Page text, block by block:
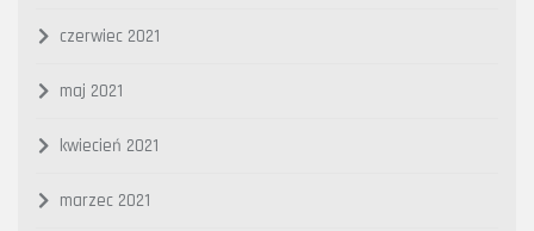
czerwiec 2021
maj 2021
kwiecień 2021
marzec 2021